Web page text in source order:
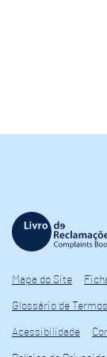
Mapa do Site
Glossário de
Acessibilidade